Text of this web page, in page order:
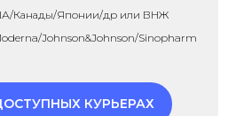
Канады/Японии/др или ВНЖ
Johnson&Johnson/Sinopharm
КУРЬЕРАХ